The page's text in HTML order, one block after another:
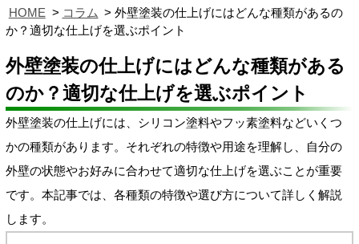
HOME コラム
外壁塗装の仕上げにはどんな種類があるの
か？適切な仕上げを選ぶポイント
外壁塗装の仕上げにはどんな種類がある
のか？適切な仕上げを選ぶポイント
外壁塗装の仕上げには、シリコン塗料やフッ素塗料などいくつ
かの種類があります。それぞれの特徴や用途を理解し、自分の
外壁の状態やお好みに合わせて適切な仕上げを選ぶことが重要
です。本記事では、各種類の特徴や選び方について詳しく解説
します。